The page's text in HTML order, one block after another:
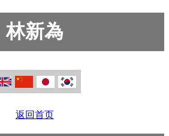
林新為
返回首页